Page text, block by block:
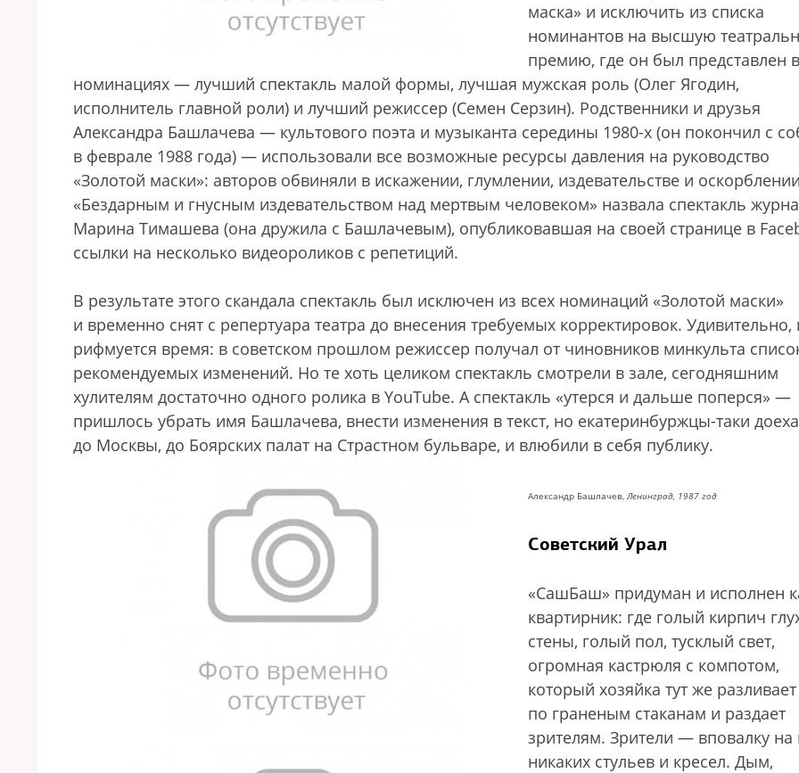
маска» и исключить из списка
номинантов на высшую
премию, где он был представлен
номинациях — лучший спектакль малой формы, лучшая мужская роль (Олег Ягодин,
исполнитель главной роли) и лучший режиссер (Семен Серзин). Родственники и друзья
Александра Башлачева — культового поэта и музыканта середины 1980-х (он покончил с
в феврале 1988 года) — использовали все возможные ресурсы давления на руководство
«Золотой маски»: авторов обвиняли в искажении, глумлении, издевательстве и
«Бездарным и гнусным издевательством над мертвым человеком» назвала спектакль
Марина Тимашева (она дружила с Башлачевым), опубликовавшая на своей странице в
ссылки на несколько видеороликов с репетиций.
В результате этого скандала спектакль был исключен из всех номинаций «Золотой маски»
и временно снят с репертуара театра до внесения требуемых корректировок. Удивительно,
рифмуется время: в советском прошлом режиссер получал от чиновников минкульта
рекомендуемых изменений. Но те хоть целиком спектакль смотрели в зале, сегодняшним
хулителям достаточно одного ролика в YouTube. А спектакль «утерся и дальше поперся» —
пришлось убрать имя Башлачева, внести изменения в текст, но екатеринбуржцы-таки
до Москвы, до Боярских палат на Страстном бульваре, и влюбили в себя публику.
Александр Башлачев,Ленинград, 1987 год
Советский Урал
«СашБаш» придуман и исполнен
квартирник: где голый кирпич
стены, голый пол, тусклый свет,
огромная кастрюля с компотом,
который хозяйка тут же разливает
по граненым стаканам и раздает
зрителям. Зрители — вповалку на
никаких стульев и кресел. Дым,